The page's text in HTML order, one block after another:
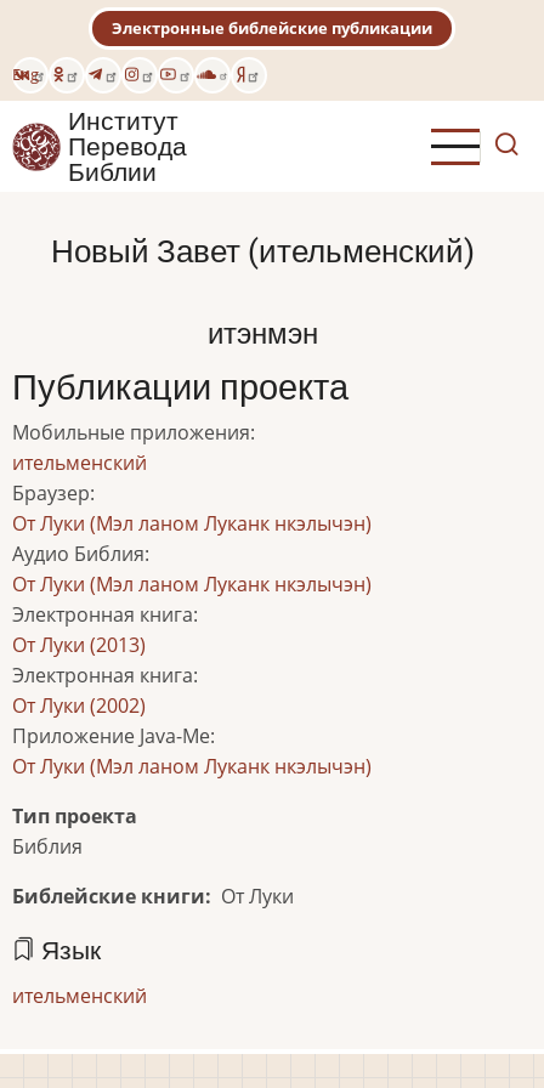
основному
содержанию
Eng
Электронные библейские публикации
Институт
Перевода
Библии
Новый Завет (ительменский)
итэнмэн
Публикации проекта
Мобильные приложения:
ительменский
Браузер:
От Луки (Мэл ланом Луканк нкэлычэн)
Аудио Библия:
От Луки (Мэл ланом Луканк нкэлычэн)
Электронная книга:
От Луки (2013)
Электронная книга:
От Луки (2002)
Приложение Java-Me:
От Луки (Мэл ланом Луканк нкэлычэн)
Тип проекта
Библия
Библейские книги
От Луки
Язык
ительменский